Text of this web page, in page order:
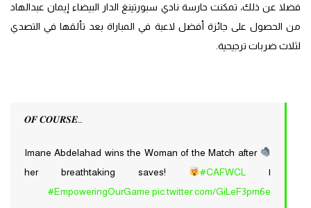
فضلا عن ذلك، تمكنت حارسة نادي سبورتينغ الدار البيضاء إيمان عبدالهاد
من الحصول على جائزة أفضل لاعبة في المباراة بعد تألقها في التصدي
لثلاث ضربات ترجيحية.
𝑶𝑭 𝑪𝑶𝑼𝑹𝑺𝑬…
Imane Abdelahad wins the Woman of the Match after
her breathtaking saves!
#CAFWCL
|
#EmpoweringOurGame pic.twitter.com/GiLeF3pm6e